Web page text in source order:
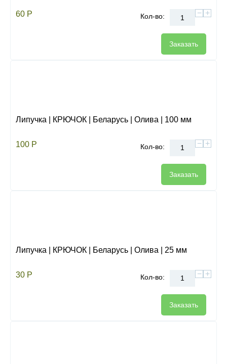
60 Р Кол-во: +
−
Заказать
Липучка | КРЮЧОК | Беларусь | Олива | 100 мм
100 Р Кол-во: +
−
Заказать
Липучка | КРЮЧОК | Беларусь | Олива | 25 мм
30 Р Кол-во: +
−
Заказать